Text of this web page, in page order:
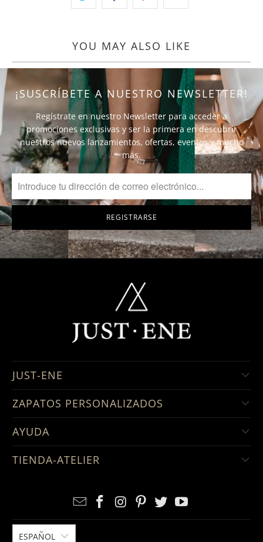
YOU MAY ALSO LIKE
¡SUSCRÍBETE A NUESTRO NEWSLETTER!
Regístrate en nuestro Newsletter para acceder a
promociones exclusivas y ser la primera en descubrir
nuestros nuevos lanzamientos, ofertas, eventos y mucho
más.
JUST-ENE
ZAPATOS PERSONALIZADOS
AYUDA
TIENDA-ATELIER
ESPAÑOL